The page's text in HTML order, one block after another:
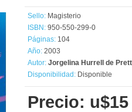
Sello: Magisterio
ISBN: 950-550-299-0
Páginas: 104
Año: 2003
Autor: Jorgelina Hurrell de
Disponibilidad: Disponible
Precio: u$15